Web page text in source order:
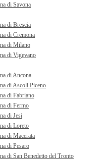
di Savona
di Brescia
di Cremona
di Milano
di Vigevano
di Ancona
di Ascoli Piceno
di Fabriano
di Fermo
di Jesi
di Loreto
di Macerata
di Pesaro
di San Benedetto del Tronto